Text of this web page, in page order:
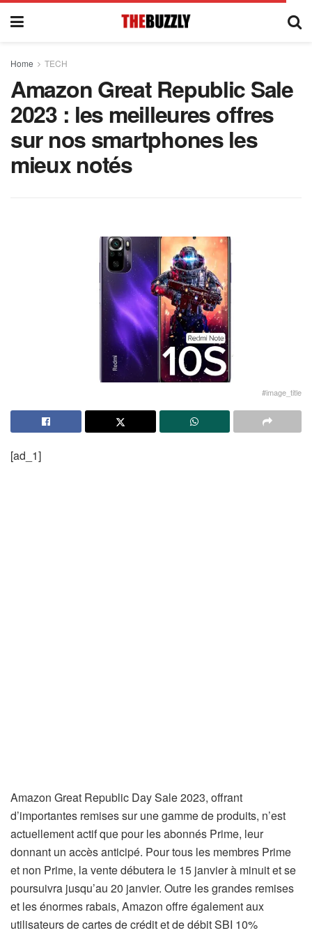
Home TECH
Amazon Great Republic Sale
2023 : les meilleures offres
sur nos smartphones les
mieux notés
#image_title
[ad_1]
Amazon Great Republic Day Sale 2023, offrant
d’importantes remises sur une gamme de produits, n’est
actuellement actif que pour les abonnés Prime, leur
donnant un accès anticipé. Pour tous les membres Prime
et non Prime, la vente débutera le 15 janvier à minuit et se
poursuivra jusqu’au 20 janvier. Outre les grandes remises
et les énormes rabais, Amazon offre également aux
utilisateurs de cartes de crédit et de débit SBI 10%